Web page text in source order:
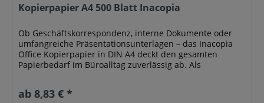
Kopierpapier A4 500 Blatt Inacopia
Ob Geschäftskorrespondenz, interne Dokumente oder
umfangreiche Präsentationsunterlagen – das Inacopia
Office Kopierpapier in DIN A4 deckt den gesamten
Papierbedarf im Büroalltag zuverlässig ab. Als
ab 8,83 € *